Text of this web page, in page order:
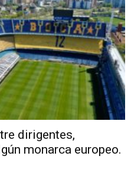
dirigentes,
monarca europeo.